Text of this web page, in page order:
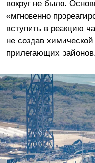
вокруг не было.
«мгновенно
вступить в реакцию
не создав
прилегающих районов.